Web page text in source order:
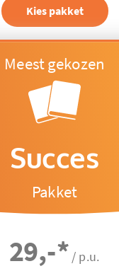
Kies pakket
Succes
Pakket
29,-* / p.u.